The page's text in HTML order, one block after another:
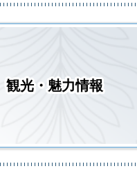
観光・魅力情報